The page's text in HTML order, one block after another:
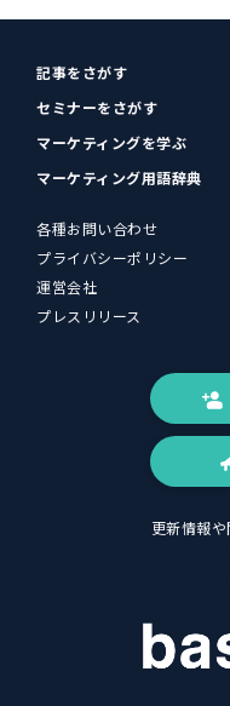
記事をさがす
セミナーをさがす
マーケティングを学ぶ
マーケティング用語辞典
各種お問い合わせ
プライバシーポリシー
運営会社
プレスリリース
更新情報